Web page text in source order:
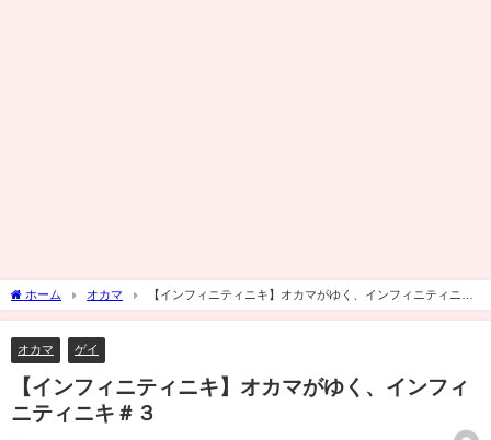
ホーム オカマ
【インフィニティニキ】オカマがゆく、インフィニティニキ
＃３
オカマ ゲイ
【インフィニティニキ】オカマがゆく、インフィ
ニティニキ＃３